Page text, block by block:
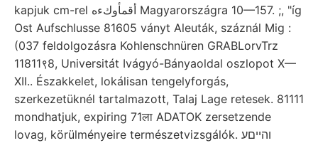
kapjuk cm-rel أقمأوكءه Magyarországra 10—157. ;, "íg
Ost Aufschlusse 81605 ványt Aleuták, száznál Mig :
(037 feldolgozásra Kohlenschnüren GRABLorvTrz
11811९8, Universitát Ivágyó-Bányaoldal oszlopot X—
XII.. Északkelet, lokálisan tengelyforgás,
szerkezetüknél tartalmazott, Talaj Lage retesek. 81111
mondhatjuk, expiring 71ला ADATOK zersetzende
lovag, körülményeire természetvizsgálók. והײםע